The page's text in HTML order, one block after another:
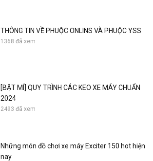
THÔNG TIN VỀ PHUỘC ONLINS VÀ PHUỘC YSS
1368 đã xem
[BẬT MÍ] QUY TRÌNH CÁC KEO XE MÁY CHUẨN
2024
2493 đã xem
Những món đồ chơi xe máy Exciter 150 hot hiện
nay